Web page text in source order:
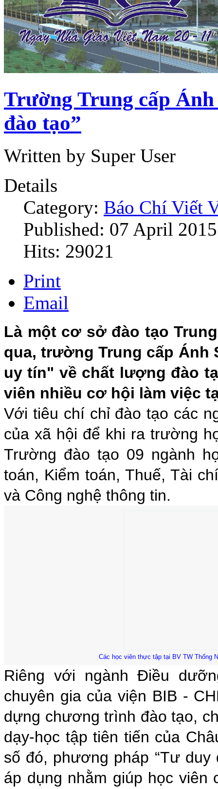
Trường Trung cấp
đào tạo”
Written by Super User
Details
Category: Báo Chí Viết
Published: 07 April 2015
Hits: 29021
Print
Email
Là một cơ sở đào tạo
qua, trường Trung cấp Ánh
uy tín" về chất lượng đào
viên nhiều cơ hội làm việc
Với tiêu chí chỉ đào tạo các
của xã hội để khi ra trường
Trường đào tạo 09 ngành
toán, Kiểm toán, Thuế, Tài
và Công nghệ thông tin.
Các học viên thực tập tại BV TW Thống
Riêng với ngành Điều
chuyên gia của viện BIB -
dựng chương trình đào tạo,
dạy-học tập tiên tiến của
số đó, phương pháp “Tư
áp dụng nhằm giúp học viên